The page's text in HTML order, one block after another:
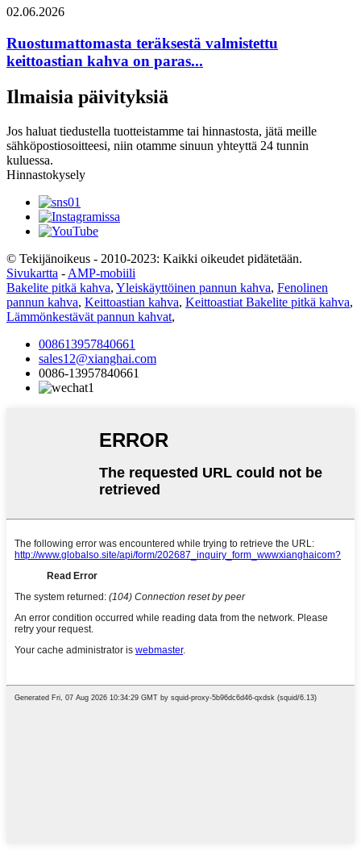
02.06.2026
Ruostumattomasta teräksestä valmistettu
keittoastian kahva on paras...
Ilmaisia ​​päivityksiä
Jos haluat tiedustella tuotteistamme tai hinnastosta, jätä meille
sähköpostiosoitteesi, niin otamme sinuun yhteyttä 24 tunnin
kuluessa.
Hinnastokysely
© Tekijänoikeus - 2010-2023: Kaikki oikeudet pidätetään.
Sivukartta - AMP-mobiili
Bakelite pitkä kahva, Yleiskäyttöinen pannun kahva, Fenolinen
pannun kahva, Keittoastian kahva, Keittoastiat Bakelite pitkä kahva,
Lämmönkestävät pannun kahvat,
008613957840661
sales12@xianghai.com
0086-13957840661